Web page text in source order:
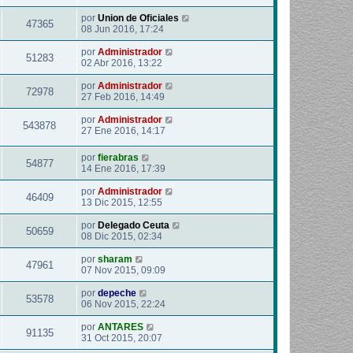
47365 por Union de Oficiales
08 Jun 2016, 17:24
51283 por Administrador
02 Abr 2016, 13:22
72978 por Administrador
27 Feb 2016, 14:49
543878 por Administrador
27 Ene 2016, 14:17
54877 por fierabras
14 Ene 2016, 17:39
46409 por Administrador
13 Dic 2015, 12:55
50659 por Delegado Ceuta
08 Dic 2015, 02:34
47961 por sharam
07 Nov 2015, 09:09
53578 por depeche
06 Nov 2015, 22:24
91135 por ANTARES
31 Oct 2015, 20:07